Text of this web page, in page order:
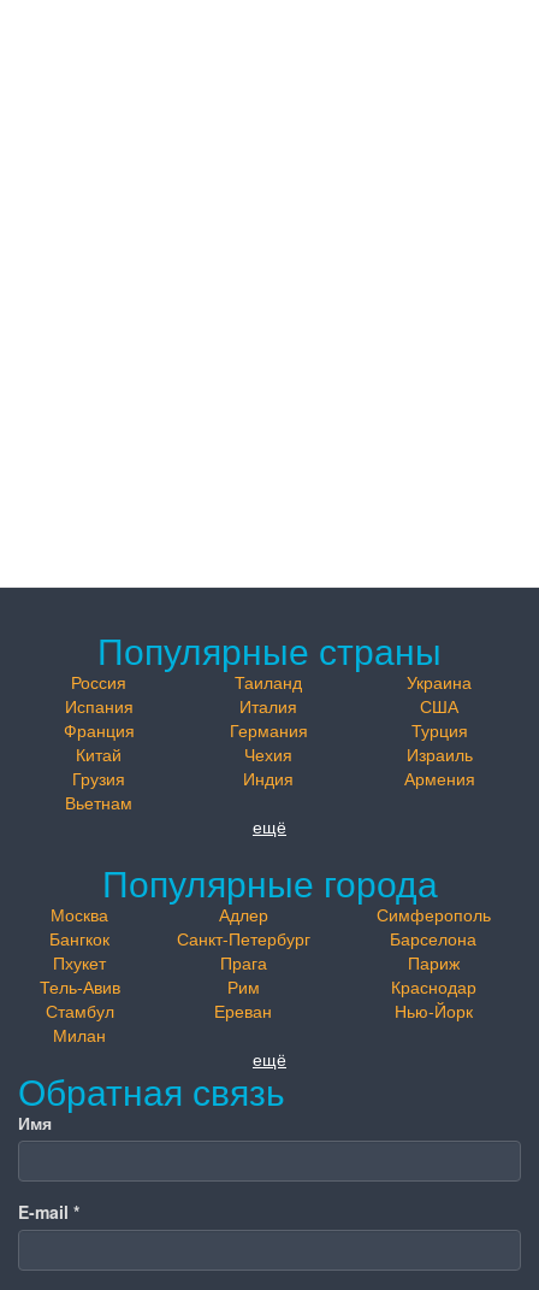
Популярные страны
Россия Таиланд
Украина
Испания
Италия
США
Франция
Германия
Турция
Китай
Чехия
Израиль
Грузия
Индия
Армения
Вьетнам
ещё
Популярные города
Москва Адлер
Симферополь
Бангкок
Санкт-Петербург
Барселона
Пхукет
Прага
Париж
Тель-Авив
Рим
Краснодар
Стамбул
Ереван
Нью-Йорк
Милан
ещё
Обратная связь
Имя
E-mail *